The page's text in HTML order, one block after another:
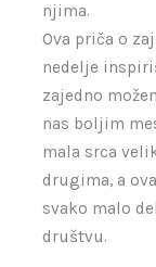
njima.
Ova priča o
nedelje
zajedno
nas boljim
mala srca
drugima, a
svako malo
društvu.